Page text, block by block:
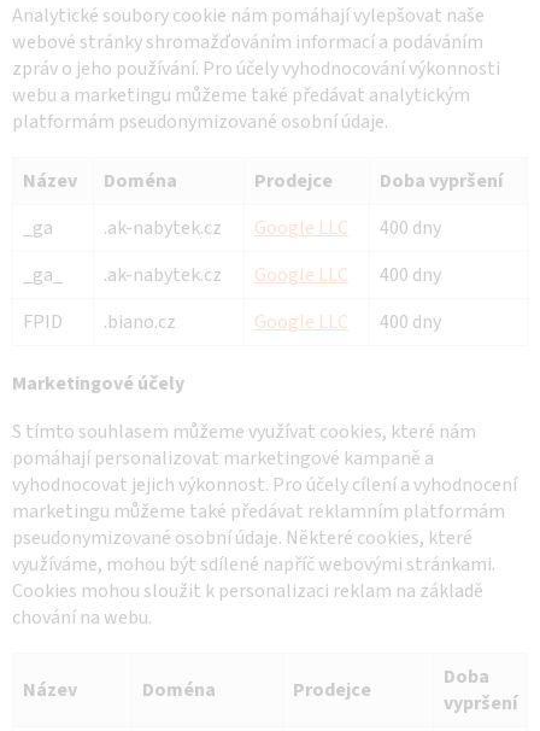
Analytické soubory cookie nám pomáhají vylepšovat naše
webové stránky shromažďováním informací a podáváním
zpráv o jeho používání. Pro účely vyhodnocování výkonnosti
webu a marketingu můžeme také předávat analytickým
platformám pseudonymizované osobní údaje.
Název Doména Prodejce
Doba vypršení
_ga
.ak-nabytek.cz Google LLC
400 dny
_ga_
.ak-nabytek.cz Google LLC
400 dny
FPID
.biano.cz Google LLC 400 dny
Marketingové účely
S tímto souhlasem můžeme využívat cookies, které nám
pomáhají personalizovat marketingové kampaně a
vyhodnocovat jejich výkonnost. Pro účely cílení a vyhodnocení
marketingu můžeme také předávat reklamním platformám
pseudonymizované osobní údaje. Některé cookies, které
využíváme, mohou být sdílené napříč webovými stránkami.
Cookies mohou sloužit k personalizaci reklam na základě
chování na webu.
Název Doména Prodejce
Doba
vypršení